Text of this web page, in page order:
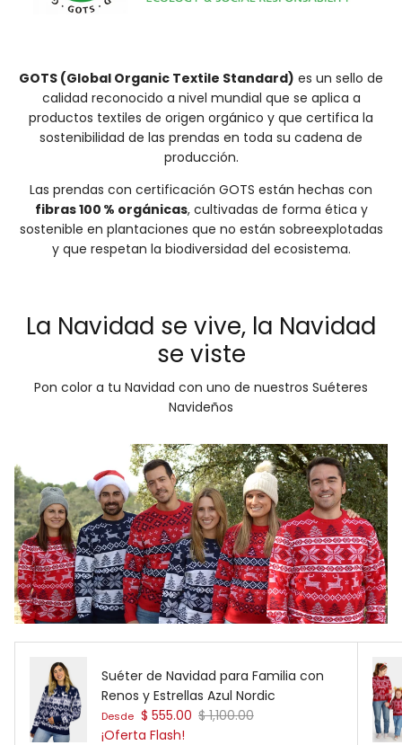
GOTS (Global Organic Textile Standard) es un sello de
calidad reconocido a nivel mundial que se aplica a
productos textiles de origen orgánico y que certifica la
sostenibilidad de las prendas en toda su cadena de
producción.
Las prendas con certificación GOTS están hechas con
fibras 100 % orgánicas, cultivadas de forma ética y
sostenible en plantaciones que no están sobreexplotadas
y que respetan la biodiversidad del ecosistema.
La Navidad se vive, la Navidad
se viste
Pon color a tu Navidad con uno de nuestros Suéteres
Navideños
Suéter de Navidad para Familia con
Renos y Estrellas Azul Nordic
Precio de venta
Desde $ 555.00 Precio normal
$ 1,100.00
¡Oferta Flash!